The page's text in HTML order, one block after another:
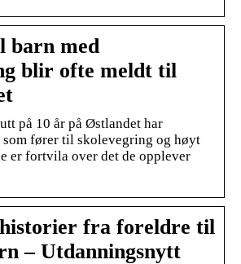
barn med
blir ofte meldt til
på 10 år på Østlandet har
som fører til skolevegring og høyt
er fortvila over det de opplever
fra foreldre til
– Utdanningsnytt